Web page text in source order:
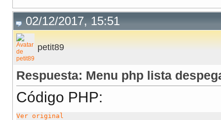
02/12/2017, 15:51
petit89
Respuesta: Menu php lista
Código PHP:
Ver original